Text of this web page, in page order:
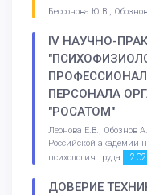
Бессонова Ю.В.,
IV НАУЧНО-
ПЕРСОНАЛА
"РОСАТОМ"
Леонова Е.В., Обознов
Российской академии
психология труда
ДОВЕРИЕ